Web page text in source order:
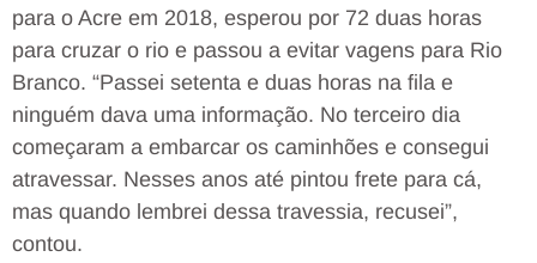
para o Acre em 2018, esperou por 72 duas horas
para cruzar o rio e passou a evitar vagens para Rio
Branco. “Passei setenta e duas horas na fila e
ninguém dava uma informação. No terceiro dia
começaram a embarcar os caminhões e consegui
atravessar. Nesses anos até pintou frete para cá,
mas quando lembrei dessa travessia, recusei”,
contou.